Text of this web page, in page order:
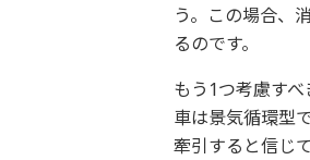
う。この場合、
るのです。
もう1つ考慮す
車は景気循環型
牽引すると信じ